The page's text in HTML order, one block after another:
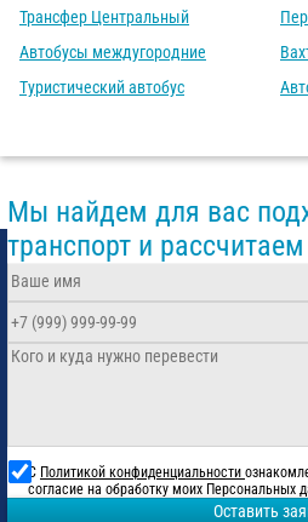
Трансфер Центральный
Автобусы междугородние
Туристический автобус
Мы найдем для вас
транспорт и
С Политикой конфиденциальности
согласие на обработку моих Персональных
Оставить